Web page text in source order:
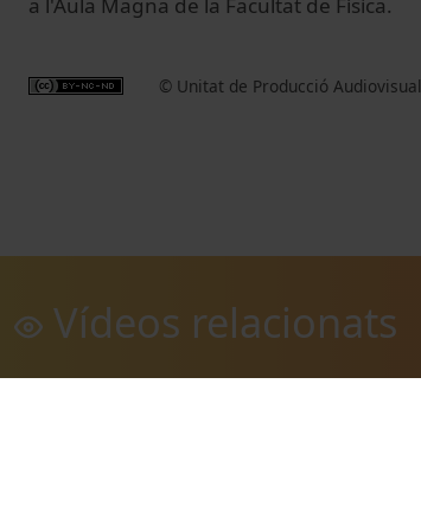
© Unitat de Producció Audiovisual
Vídeos relacionats